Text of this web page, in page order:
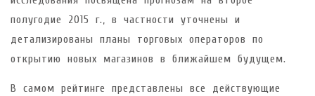
полугодие 2015 г., в частности уточнены и
детализированы планы торговых операторов по
открытию новых магазинов в ближайшем будущем.
В самом рейтинге представлены все действующие